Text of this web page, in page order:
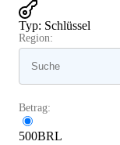
Typ: Schlüssel
Region:
Betrag:
500BRL